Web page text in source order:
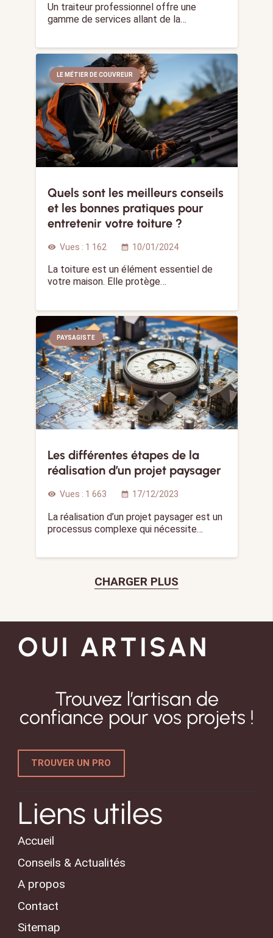
Un traiteur professionnel offre une
gamme de services allant de la…
LE MÉTIER DE COUVREUR
Quels sont les meilleurs conseils
et les bonnes pratiques pour
entretenir votre toiture ?
visibility Vues : 1 162 calendar_month 10/01/2024
La toiture est un élément essentiel de
votre maison. Elle protège…
PAYSAGISTE
Les différentes étapes de la
réalisation d’un projet paysager
visibility Vues : 1 663 calendar_month 17/12/2023
La réalisation d’un projet paysager est un
processus complexe qui nécessite…
CHARGER PLUS
OUI ARTISAN
Trouvez l’artisan de
confiance pour vos projets !
TROUVER UN PRO
Liens utiles
Accueil
Conseils & Actualités
A propos
Contact
Sitemap